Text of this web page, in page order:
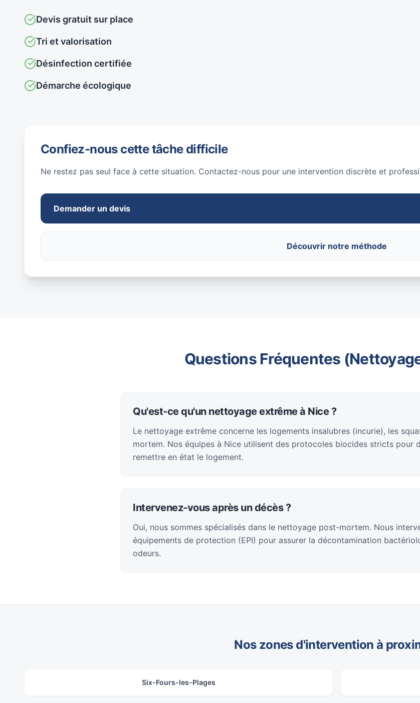
Devis gratuit sur place
Tri et valorisation
Désinfection certifiée
Démarche écologique
Confiez-nous cette tâche difficile
Ne restez pas seul face à cette situation. Contactez-nous pour une intervention discrète et
Demander un devis
Découvrir notre méthode
Questions Fréquentes
Qu'est-ce qu'un nettoyage extrême à Nice ?
Le nettoyage extrême concerne les logements insalubres (incurie), les
mortem. Nos équipes à Nice utilisent des protocoles biocides stricts pour
remettre en état le logement.
Intervenez-vous après un décès ?
Oui, nous sommes spécialisés dans le nettoyage post-mortem. Nous
équipements de protection (EPI) pour assurer la décontamination
odeurs.
Nos zones d'intervention à
Six-Fours-les-Plages